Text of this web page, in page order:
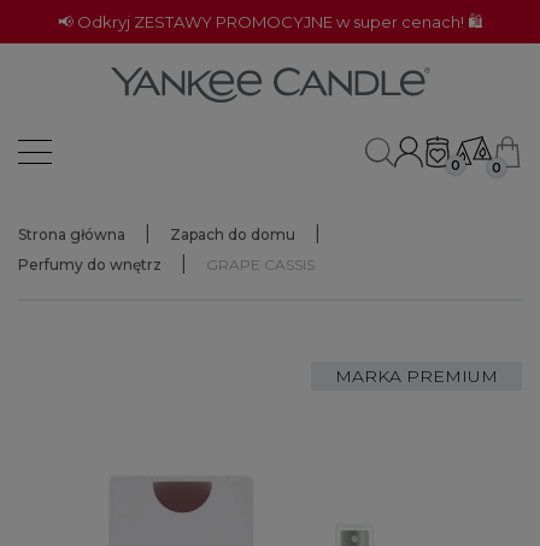
📢 Odkryj ZESTAWY PROMOCYJNE w super cenach! 🛍️
0 0
Strona główna
Zapach do domu
Perfumy do wnętrz
GRAPE CASSIS
MARKA PREMIUM